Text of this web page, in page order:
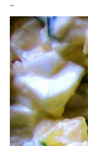
–